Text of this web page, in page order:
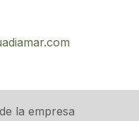
la empresa